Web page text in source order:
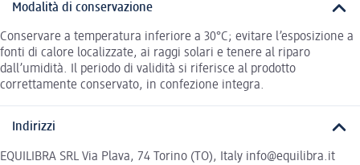
Modalità di conservazione
Conservare a temperatura inferiore a 30°C; evitare l’esposizione a
fonti di calore localizzate, ai raggi solari e tenere al riparo
dall’umidità. Il periodo di validità si riferisce al prodotto
correttamente conservato, in confezione integra.
Indirizzi
EQUILIBRA SRL Via Plava, 74 Torino (TO), Italy info@equilibra.it